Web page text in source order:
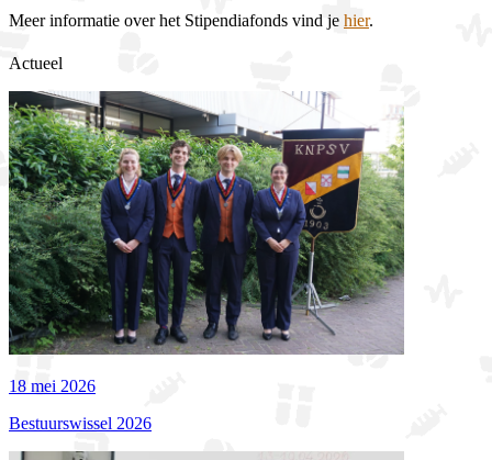
Meer informatie over het Stipendiafonds vind je hier.
Actueel
18 mei 2026
Bestuurswissel 2026